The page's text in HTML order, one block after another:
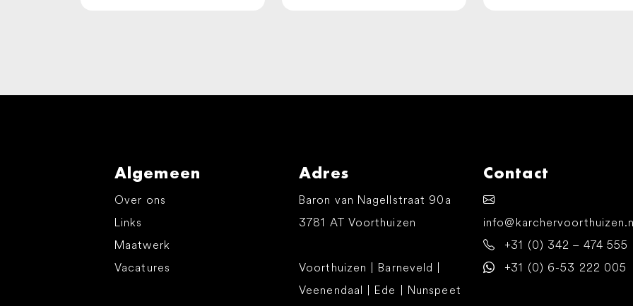
Algemeen
Over ons
Links
Maatwerk
Vacatures
Adres
Baron van Nagellstraat 90a
3781 AT Voorthuizen
Voorthuizen | Barneveld |
Veenendaal | Ede | Nunspeet
Contact
+31 (0) 342 – 474 555
+31 (0) 6-53 222 005